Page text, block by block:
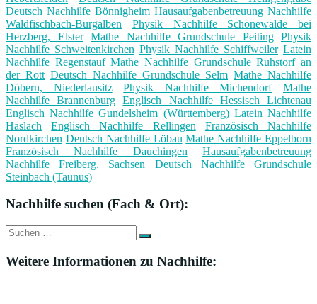
Deutsch Nachhilfe Bönnigheim Hausaufgabenbetreuung Nachhilfe
Waldfischbach-Burgalben
Physik Nachhilfe Schönewalde bei
Herzberg, Elster
Mathe Nachhilfe Grundschule Peiting
Physik
Nachhilfe Schweitenkirchen Physik Nachhilfe Schiffweiler Latein
Nachhilfe Regenstauf Mathe Nachhilfe Grundschule Ruhstorf an
der Rott Deutsch Nachhilfe Grundschule Selm Mathe Nachhilfe
Döbern, Niederlausitz
Physik Nachhilfe Michendorf
Mathe
Nachhilfe Brannenburg
Englisch Nachhilfe Hessisch Lichtenau
Englisch Nachhilfe Gundelsheim (Württemberg) Latein Nachhilfe
Haslach
Englisch Nachhilfe Rellingen
Französisch Nachhilfe
Nordkirchen Deutsch Nachhilfe Löbau Mathe Nachhilfe Eppelborn
Französisch Nachhilfe Dauchingen
Hausaufgabenbetreuung
Nachhilfe Freiberg, Sachsen
Deutsch Nachhilfe Grundschule
Steinbach (Taunus)
Nachhilfe suchen (Fach & Ort):
Suche
nach:
Suchen
Weitere Informationen zu Nachhilfe: